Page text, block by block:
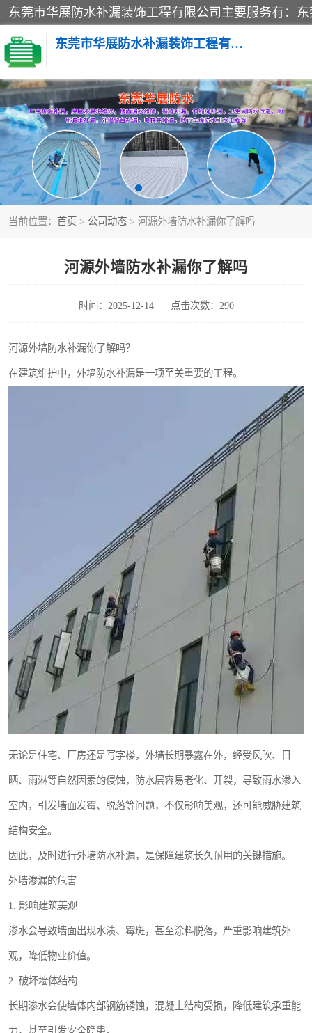
东莞市华展防水补漏装饰工程有限公司
当前位置： 首页 > 公司动态 > 河源外墙防水补漏你了解吗
河源外墙防水补漏你了解吗
时间：2025-12-14 点击次数：290
河源外墙防水补漏你了解吗？
在建筑维护中，外墙防水补漏是一项至关重要的工程。
无论是住宅、厂房还是写字楼，外墙长期暴露在外，经受风吹、日
晒、雨淋等自然因素的侵蚀，防水层容易老化、开裂，导致雨水渗入
室内，引发墙面发霉、脱落等问题，不仅影响美观，还可能威胁建筑
结构安全。
因此，及时进行外墙防水补漏，是保障建筑长久耐用的关键措施。
外墙渗漏的危害
1. 影响建筑美观
渗水会导致墙面出现水渍、霉斑，甚至涂料脱落，严重影响建筑外
观，降低物业价值。
2. 破坏墙体结构
长期渗水会使墙体内部钢筋锈蚀，混凝土结构受损，降低建筑承重能
楼面防水补漏
阳台卫生间防水补漏
金属房搭建及补漏